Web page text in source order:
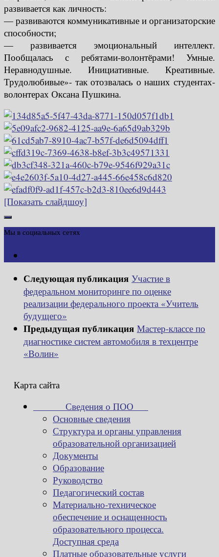
развивается как личность:
— развиваются коммуникативные и организаторские
способности;
— развивается эмоциональный интеллект.
Пообщалась с ребятами-волонтёрами! Умные.
Неравнодушные. Инициативные. Креативные.
Трудолюбивые»- так отозвалась о наших студентах-
волонтерах Оксана Пушкина.
[Показать слайдшоу]
Мы в социальных сетях
Следующая публикация Участие в
федеральном мониторинге по оценке
реализации федерального проекта «Учитель
будущего»
Предыдущая публикация Мастер-классе по
диагностике систем автомобиля в техцентре
«Волин»
Карта сайта
Сведения о ПОО
Основные сведения
Структура и органы управления
образовательной организацией
Документы
Образование
Руководство
Педагогический состав
Материально-техническое
обеспечение и оснащенность
образовательного процесса.
Доступная среда
Платные образовательные услуги